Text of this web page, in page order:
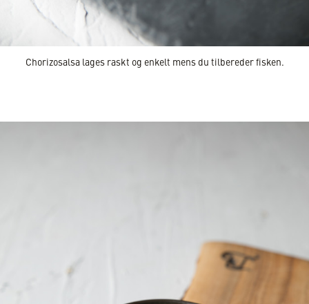
Chorizosalsa lages raskt og enkelt mens du tilbereder fisken.